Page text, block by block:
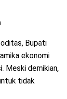
Bupati
ekonomi
Meski demikian,
tidak